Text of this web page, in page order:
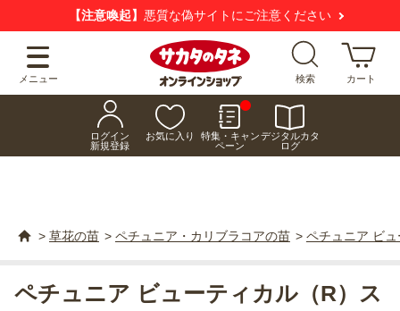
【注意喚起】 悪質な偽サイトにご注意ください
メニュー 検索 カート
ログイン
新規登録
お気に入り
特集・キャン
ペーン
デジタルカタ
ログ
> 草花の苗 > ペチュニア・カリブラコアの苗 > ペチュニア ビ
ペチュニア ビューティカル（R）ス